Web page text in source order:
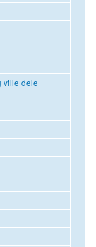
ville dele